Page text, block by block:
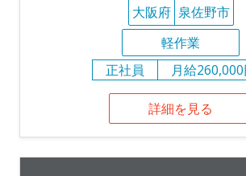
大阪府 泉佐野市
軽作業
正社員
月給
詳細を見る